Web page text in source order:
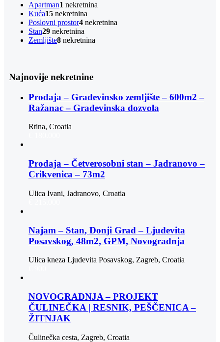
Apartman1 nekretnina
Kuća15 nekretnina
Poslovni prostor4 nekretnina
Stan29 nekretnina
Zemljište8 nekretnina
Najnovije nekretnine
Prodaja – Građevinsko zemljište – 600m2 –
Ražanac – Građevinska dozvola
Rtina, Croatia
Prodaja – Četverosobni stan – Jadranovo –
Crikvenica – 73m2
Ulica Ivani, Jadranovo, Croatia
Najam – Stan, Donji Grad – Ljudevita
Posavskog, 48m2, GPM, Novogradnja
Ulica kneza Ljudevita Posavskog, Zagreb, Croatia
NOVOGRADNJA – PROJEKT
ČULINEČKA | RESNIK, PEŠČENICA –
ŽITNJAK
Čulinečka cesta, Zagreb, Croatia